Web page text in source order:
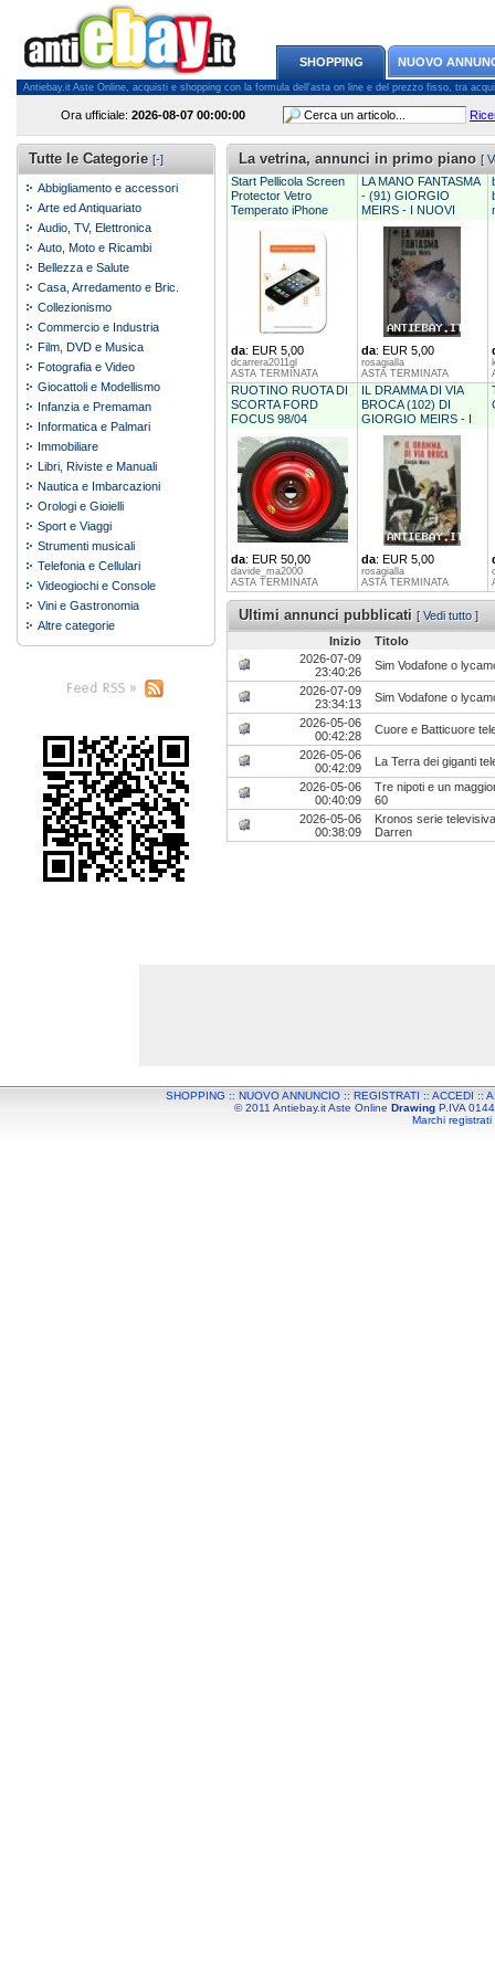
SHOPPING NUOVO
Antiebay.it Aste Online, acquisti e shopping con la formula dell'asta on line e del prezzo fisso, tra
Ora ufficiale: 2026-08-07 00:00:00
Tutte le Categorie [-]
Abbigliamento e accessori
Arte ed Antiquariato
Audio, TV, Elettronica
Auto, Moto e Ricambi
Bellezza e Salute
Casa, Arredamento e Bric.
Collezionismo
Commercio e Industria
Film, DVD e Musica
Fotografia e Video
Giocattoli e Modellismo
Infanzia e Premaman
Informatica e Palmari
Immobiliare
Libri, Riviste e Manuali
Nautica e Imbarcazioni
Orologi e Gioielli
Sport e Viaggi
Strumenti musicali
Telefonia e Cellulari
Videogiochi e Console
Vini e Gastronomia
Altre categorie
La vetrina, annunci in primo piano [
Start Pellicola Screen
Protector Vetro
Temperato iPhone
da: EUR 5,00
dcarrera2011gl
ASTA TERMINATA
LA MANO FANTASMA
- (91) GIORGIO
MEIRS - I NUOVI
SONZOG
da: EUR 5,00
rosagialla
ASTA TERMINATA
RUOTINO RUOTA DI
SCORTA FORD
FOCUS 98/04
da: EUR 50,00
davide_ma2000
ASTA TERMINATA
IL DRAMMA DI VIA
BROCA (102) DI
GIORGIO MEIRS - I
NUOVI
da: EUR 5,00
rosagialla
ASTA TERMINATA
Ultimi annunci pubblicati [Vedi tutto ]
Inizio
Titolo
2026-07-09
23:40:26
Sim Vodafone o
2026-07-09
23:34:13
Sim Vodafone o
2026-05-06
00:42:28
Cuore e Batticuore
2026-05-06
00:42:09
La Terra dei giganti
2026-05-06
00:40:09
Tre nipoti e un
60
2026-05-06
00:38:09
Kronos serie
Darren
SHOPPING :: NUOVO ANNUNCIO:: REGISTRATI :: ACCEDI ::
© 2011 Antiebay.it Aste Online DrawingP.IVA
Marchi